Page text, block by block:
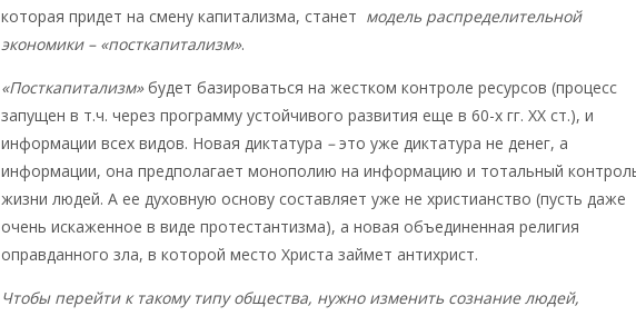
которая придет на смену капитализма, станет модель распределительной
экономики – «посткапитализм».
«Посткапитализм»будет базироваться на жестком контроле ресурсов (процесс
запущен в т.ч. через программу устойчивого развития еще в 60-х гг. ХХ ст.), и
информации всех видов. Новая диктатура –это уже диктатура не денег, а
информации, она предполагает монополию на информацию и тотальный
жизни людей. А ее духовную основу составляет уже не христианство (пусть даже
очень искаженное в виде протестантизма), а новая объединенная религия
оправданного зла, в которой место Христа займет антихрист.
Чтобы перейти к такому типу общества, нужно изменить сознание людей,